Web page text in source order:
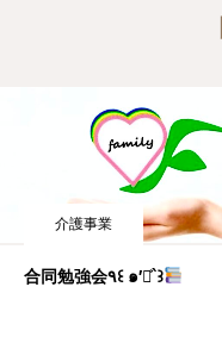
介護事業
合同勉強会٩꒰ ๑′◡͐`꒱